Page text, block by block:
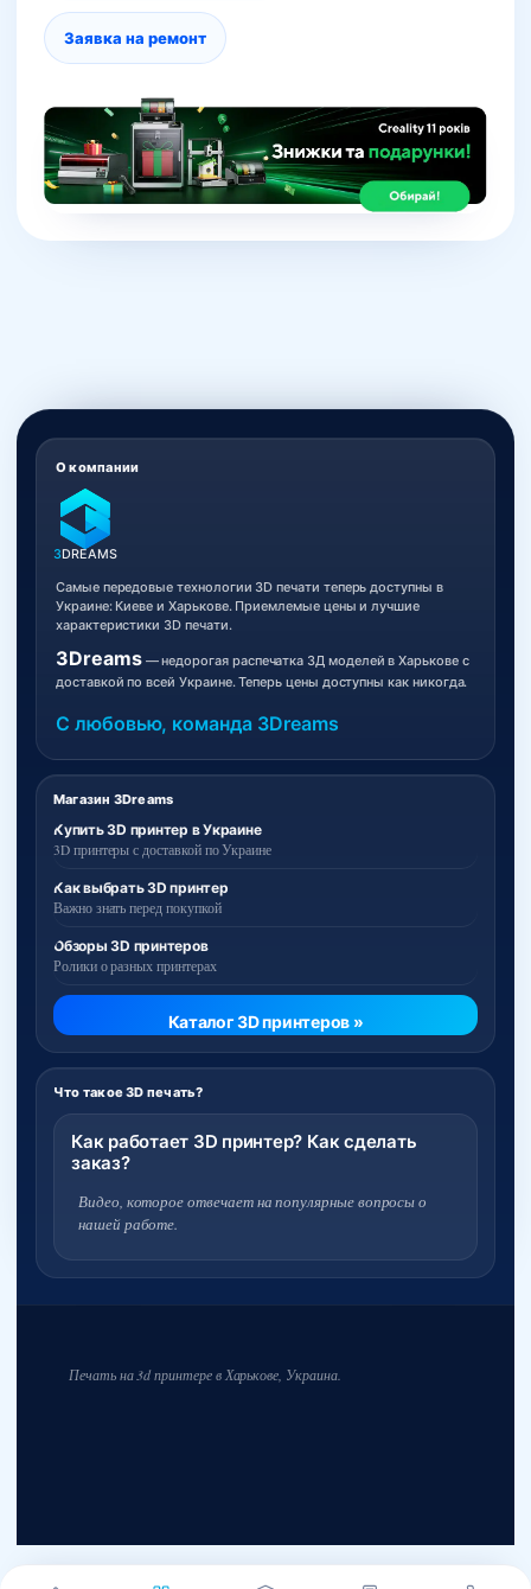
Заявка на ремонт
Магазин 3Dreams
Купить 3D принтер в Украине
3D принтеры с доставкой по Украине
Как выбрать 3D принтер
Важно знать перед покупкой
Обзоры 3D принтеров
Ролики о разных принтерах
Каталог 3D принтеров »
Что такое 3D печать?
Как работает 3D принтер? Как сделать
заказ?
Видео, которое отвечает на популярные вопросы о
нашей работе.
О компании
3DREAMS
Самые передовые технологии 3D печати теперь доступны в
Украине: Киеве и Харькове. Приемлемые цены и лучшие
характеристики 3D печати.
3Dreams— недорогая распечатка 3Д моделей в Харькове с
доставкой по всей Украине. Теперь цены доступны как никогда.
С любовью, команда 3Dreams
Печать на 3d принтере в Харькове, Украина.